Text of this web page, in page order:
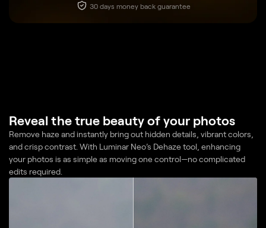
30 days money back guarantee
Reveal the true beauty of your photos
Remove haze and instantly bring out hidden details, vibrant colors,
and crisp contrast. With Luminar Neo’s Dehaze tool, enhancing
your photos is as simple as moving one control—no complicated
edits required.